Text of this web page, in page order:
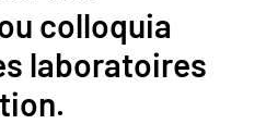
colloquia
laboratoires